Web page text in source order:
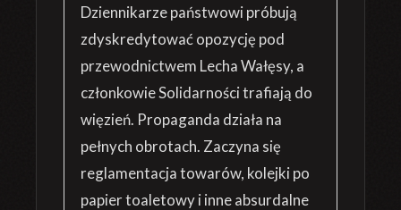
Dziennikarze państwowi próbują
zdyskredytować opozycję pod
przewodnictwem Lecha Wałęsy, a
członkowie Solidarności trafiają do
więzień. Propaganda działa na
pełnych obrotach. Zaczyna się
reglamentacja towarów, kolejki po
papier toaletowy i inne absurdalne